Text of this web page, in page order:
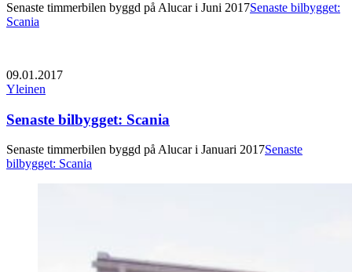
Senaste timmerbilen byggd på Alucar i Juni 2017Senaste bilbygget:
Scania
09.01.2017
Yleinen
Senaste bilbygget: Scania
Senaste timmerbilen byggd på Alucar i Januari 2017Senaste
bilbygget: Scania